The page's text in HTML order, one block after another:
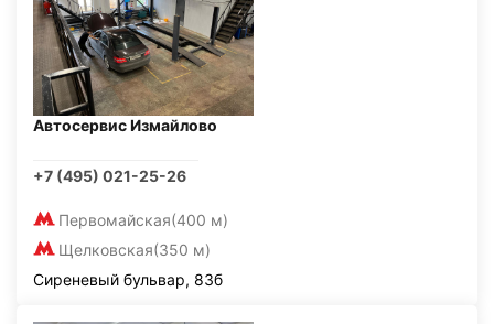
Автосервис Измайлово
+7 (495) 021-25-26
Первомайская(400 м)
Щелковская(350 м)
Сиреневый бульвар, 83б